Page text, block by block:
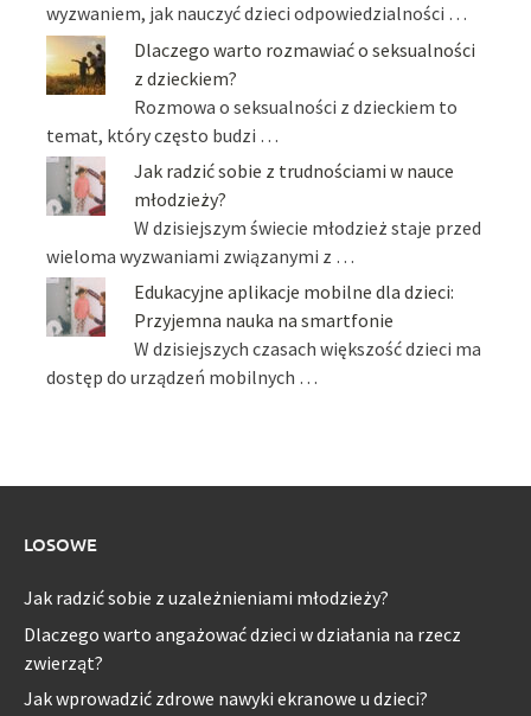
wyzwaniem, jak nauczyć dzieci odpowiedzialności …
Dlaczego warto rozmawiać o seksualności
z dzieckiem?
Rozmowa o seksualności z dzieckiem to
temat, który często budzi …
Jak radzić sobie z trudnościami w nauce
młodzieży?
W dzisiejszym świecie młodzież staje przed
wieloma wyzwaniami związanymi z …
Edukacyjne aplikacje mobilne dla dzieci:
Przyjemna nauka na smartfonie
W dzisiejszych czasach większość dzieci ma
dostęp do urządzeń mobilnych …
LOSOWE
Jak radzić sobie z uzależnieniami młodzieży?
Dlaczego warto angażować dzieci w działania na rzecz
zwierząt?
Jak wprowadzić zdrowe nawyki ekranowe u dzieci?